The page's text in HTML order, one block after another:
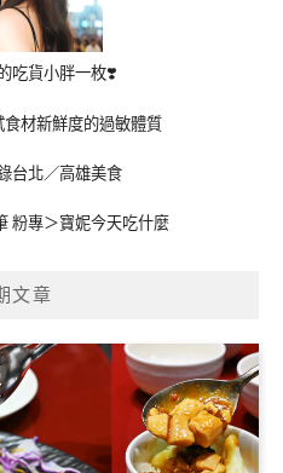
吃貨小胖一枚❣️
材新鮮度的過敏體質
台北／高雄美食
粉專＞寶妮今天吃什麼
文章